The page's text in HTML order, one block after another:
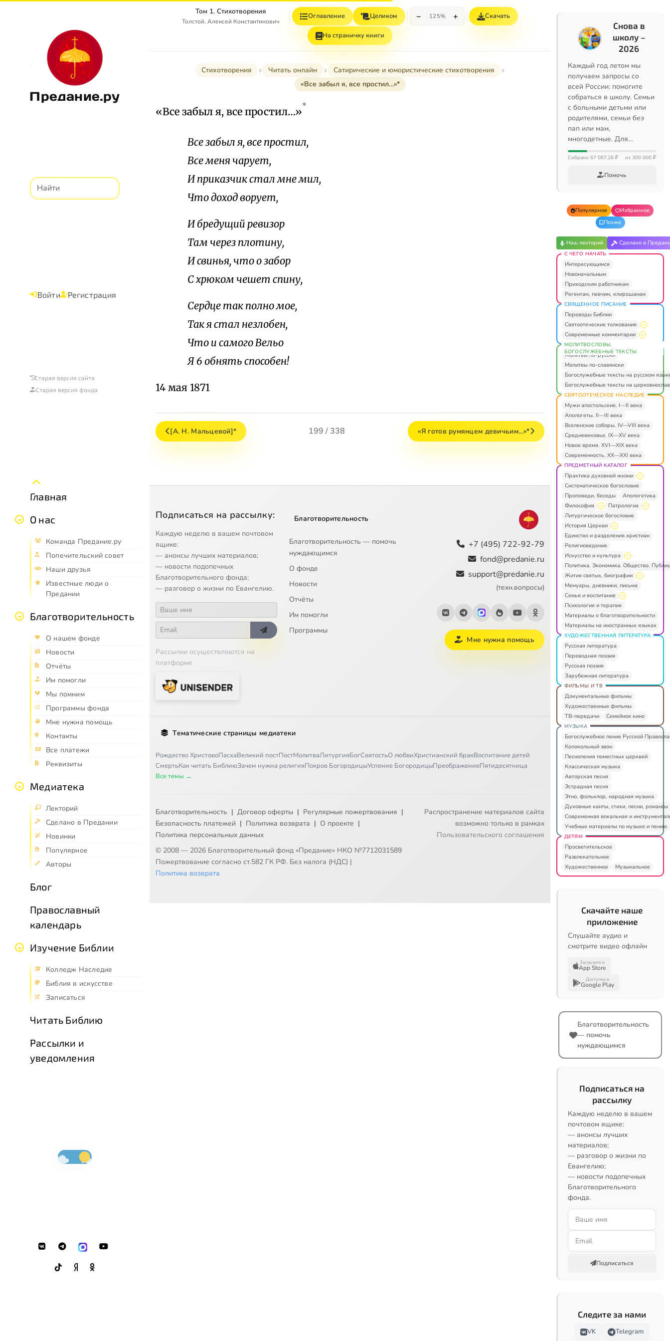
Предание.ру
Войти Регистрация
Старая версия сайта
Старая версия фонда
Главная
О нас
Команда Предание.ру
Попечительский совет
Наши друзья
Известные люди о
Предании
Благотворительность
О нашем фонде
Новости
Отчёты
Им помогли
Мы помним
Программы фонда
Мне нужна помощь
Контакты
Все платежи
Реквизиты
Медиатека
Лекторий
Сделано в Предании
Новинки
Популярное
Авторы
Блог
Православный
календарь
Изучение Библии
Колледж Наследие
Библия в искусстве
Записаться
Читать Библию
Рассылки и
уведомления
Том 1. Стихотворения
Толстой, Алексей Константинович
Оглавление Целиком − 125% + Скачать
На страничку книги
Стихотворения Читать онлайн
Сатирические и юмористические стихотворения
«Все забыл я, все простил…»*
«Все забыл я, все простил…»*
Все забыл я, все простил,
Все меня чарует,
И приказчик стал мне мил,
Что доход ворует,
И бредущий ревизор
Там через плотину,
И свинья, что о забор
С хрюком чешет спину,
Сердце так полно мое,
Так я стал незлобен,
Что и самого Вельо
Я 6 обнять способен!
14 мая 1871
[А. Н. Мальцевой]* 199 / 338 «Я готов румянцем девичьим…»*
Подписаться на рассылку:
Каждую неделю в вашем почтовом
ящике:
— анонсы лучших материалов;
— новости подопечных
Благотворительного фонда;
— разговор о жизни по Евангелию.
Рассылки осуществляются на
платформе
Благотворительность
Благотворительность — помочь
нуждающимся
О фонде
Новости
Отчёты
Им помогли
Программы
+7 (495) 722-92-79
fond@predanie.ru
support@predanie.ru
(техн.вопросы)
Мне нужна помощь
Тематические страницы медиатеки
Рождество ХристовоПасхаВеликий постПостМолитваЛитургияБогСвятостьО любвиХристианский бракВоспитание детей
СмертьКак читать БиблиюЗачем нужна религияПокров БогородицыУспение БогородицыПреображениеПятидесятница
Все темы →
Благотворительность | Договор оферты | Регулярные пожертвования |
Безопасность платежей | Политика возврата | О проекте |
Политика персональных данных
© 2008 — 2026 Благотворительный фонд «Предание» НКО №7712031589
Пожертвование согласно ст.582 ГК РФ. Без налога (НДС) |
Политика возврата
Распространение материалов сайта
возможно только в рамках
Пользовательского соглашения
Снова в
школу –
2026
Каждый год летом мы
получаем запросы со
всей России: помогите
собраться в школу. Семьи
с больными детьми или
родителями, семьи без
пап или мам,
многодетные. Для…
Собрано 67 087,26 ₽ из 300 000 ₽
Помочь
Популярное
Избранное
Позже
Наш лекторий Сделано в
С ЧЕГО НАЧАТЬ
Интересующимся
Новоначальным
Приходским работникам
Регентам, певчим, клирошанам
СВЯЩЕННОЕ ПИСАНИЕ
Переводы Библии
Святоотеческие толкования
Современные комментарии
МОЛИТВОСЛОВЫ.
БОГОСЛУЖЕБНЫЕ ТЕКСТЫ
Молитвы по-русски
Молитвы по-славянски
Богослужебные тексты на русском
Богослужебные тексты на
СВЯТООТЕЧЕСКОЕ НАСЛЕДИЕ
Мужи апостольские. I—II века
Апологеты. II—III века
Вселенские соборы. IV—VIII века
Средневековье. IX—XV века
Новое время. XVI—XIX века
Современность. XX—XXI века
ПРЕДМЕТНЫЙ КАТАЛОГ
Практика духовной жизни
Систематическое богословие
Проповеди, беседы
Апологетика
Философия
Патрология
Литургическое богословие
История Церкви
Единство и разделения христиан
Религиоведение
Искусство и культура
Политика. Экономика. Общество.
Жития святых, биографии
Мемуары, дневники, письма
Семья и воспитание
Психология и терапия
Материалы о благотворительности
Материалы на иностранных языках
ХУДОЖЕСТВЕННАЯ ЛИТЕРАТУРА
Русская литература
Переводная поэзия
Русская поэзия
Зарубежная литература
ФИЛЬМЫ И ТВ
Документальные фильмы
Художественные фильмы
ТВ-передачи
Семейное кино
МУЗЫКА
Богослужебное пение Русской
Колокольный звон
Песнопения поместных церквей
Классическая музыка
Авторская песня
Эстрадная песня
Этно, фольклор, народная музыка
Духовные канты, стихи, песни, романсы
Современная вокальная и
Учебные материалы по музыке и пению
ДЕТЯМ
Просветительское
Развлекательное
Художественное
Музыкальное
Скачайте наше
приложение
Слушайте аудио и
смотрите видео офлайн
Загрузите в
App Store
Доступно в
Google Play
Благотворительность
— помочь
нуждающимся
Подписаться на
рассылку
Каждую неделю в вашем
почтовом ящике:
— анонсы лучших
материалов;
— разговор о жизни по
Евангелию;
— новости подопечных
Благотворительного
фонда.
Подписаться
Следите за нами
VK Telegram